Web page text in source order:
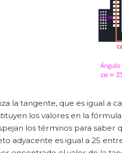
la tangente, que es igual a
los valores en la
los términos para saber
adyacente es igual a 25